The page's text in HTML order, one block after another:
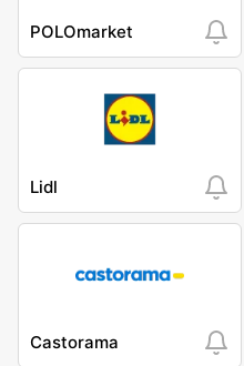
POLOmarket
Lidl
Castorama